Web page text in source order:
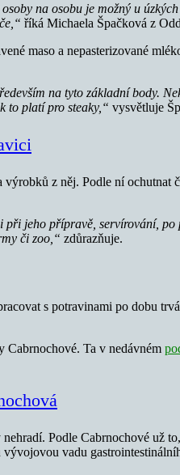
na osobu je možný u
říká Michaela Špačková z
maso a nepasterizované
na tyto základní body.
to platí pro steaky,“ vysvětluje
výrobků z něj. Podle ní ochutnat
jeho přípravě, servírování,
či zoo,“ zdůrazňuje.
s potravinami po dobu
Ta v nedávném
Podle Cabrnochové už
vadu